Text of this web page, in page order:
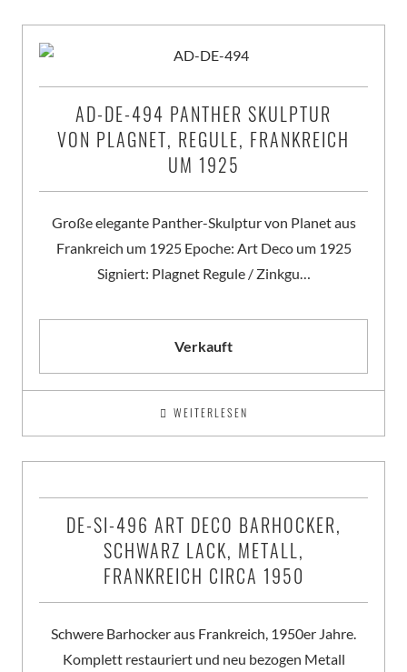
AD-DE-494 PANTHER SKULPTUR
VON PLAGNET, REGULE, FRANKREICH
UM 1925
Große elegante Panther-Skulptur von Planet aus
Frankreich um 1925 Epoche: Art Deco um 1925
Signiert: Plagnet Regule / Zinkgu…
Verkauft
WEITERLESEN
DE-SI-496 ART DECO BARHOCKER,
SCHWARZ LACK, METALL,
FRANKREICH CIRCA 1950
Schwere Barhocker aus Frankreich, 1950er Jahre.
Komplett restauriert und neu bezogen Metall